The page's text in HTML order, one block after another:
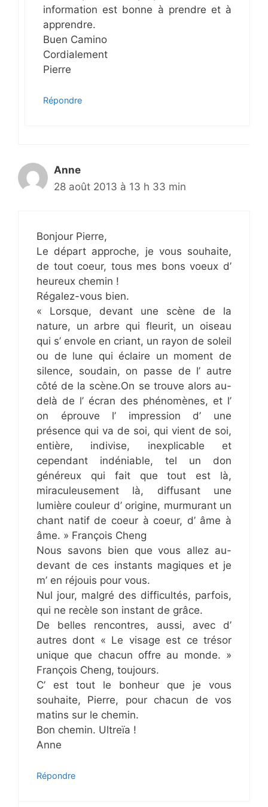
information est bonne à prendre et à
apprendre.
Buen Camino
Cordialement
Pierre
Répondre
Anne
28 août 2013 à 13 h 33 min
Bonjour Pierre,
Le départ approche, je vous souhaite,
de tout coeur, tous mes bons voeux d’
heureux chemin !
Régalez-vous bien.
« Lorsque, devant une scène de la
nature, un arbre qui fleurit, un oiseau
qui s’ envole en criant, un rayon de soleil
ou de lune qui éclaire un moment de
silence, soudain, on passe de l’ autre
côté de la scène.On se trouve alors au-
delà de l’ écran des phénomènes, et l’
on éprouve l’ impression d’ une
présence qui va de soi, qui vient de soi,
entière, indivise, inexplicable et
cependant indéniable, tel un don
généreux qui fait que tout est là,
miraculeusement là, diffusant une
lumière couleur d’ origine, murmurant un
chant natif de coeur à coeur, d’ âme à
âme. » François Cheng
Nous savons bien que vous allez au-
devant de ces instants magiques et je
m’ en réjouis pour vous.
Nul jour, malgré des difficultés, parfois,
qui ne recèle son instant de grâce.
De belles rencontres, aussi, avec d’
autres dont « Le visage est ce trésor
unique que chacun offre au monde. »
François Cheng, toujours.
C’ est tout le bonheur que je vous
souhaite, Pierre, pour chacun de vos
matins sur le chemin.
Bon chemin. Ultreïa !
Anne
Répondre